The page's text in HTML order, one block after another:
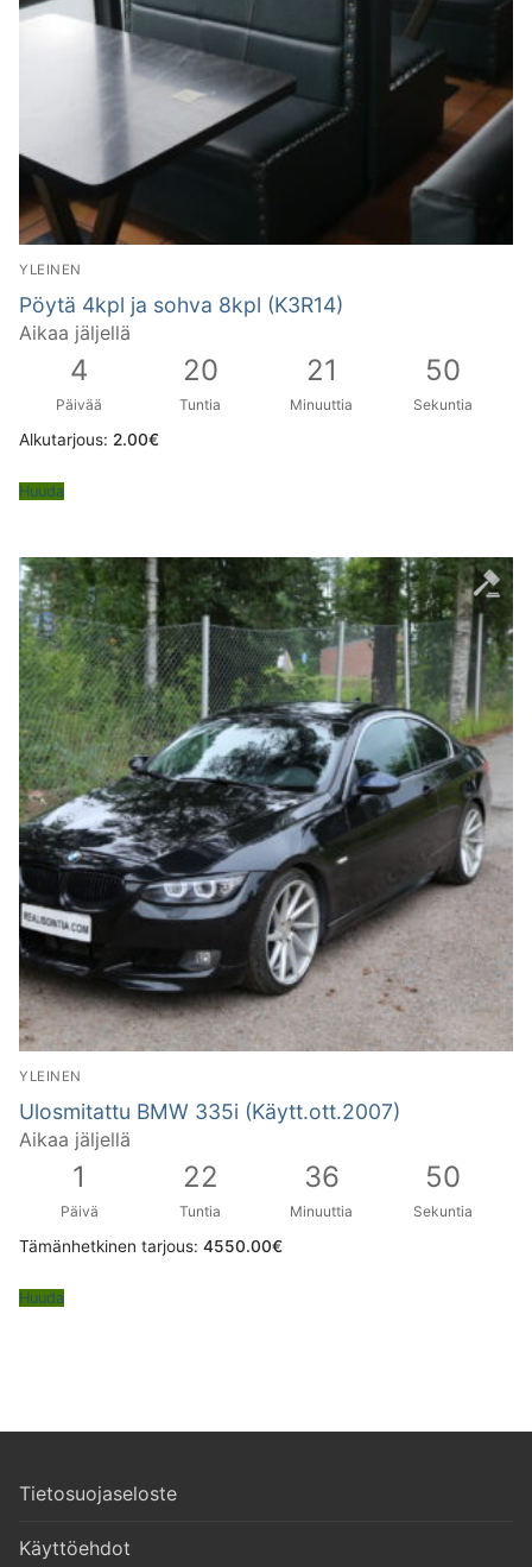
YLEINEN
Pöytä 4kpl ja sohva 8kpl (K3R14)
Aikaa jäljellä
4
Päivää
20
Tuntia
21
Minuuttia
49
Sekuntia
Alkutarjous: 2.00€
Huuda
YLEINEN
Ulosmitattu BMW 335i (Käytt.ott.2007)
Aikaa jäljellä
1
Päivä
22
Tuntia
36
Minuuttia
49
Sekuntia
Tämänhetkinen tarjous: 4550.00€
Huuda
Tietosuojaseloste
Käyttöehdot